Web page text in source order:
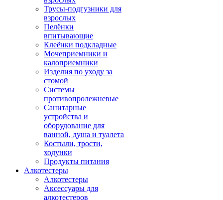
Трусы-подгузники для
взрослых
Пелёнки
впитывающие
Клеёнки подкладные
Мочеприемники и
калоприемники
Изделия по уходу за
стомой
Системы
противопролежневые
Санитарные
устройства и
оборудование для
ванной, душа и туалета
Костыли, трости,
ходунки
Продукты питания
Алкотестеры
Алкотестеры
Аксессуары для
алкотестеров